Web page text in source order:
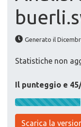
Generato il
Statistiche non
Il punteggio e
Scarica la